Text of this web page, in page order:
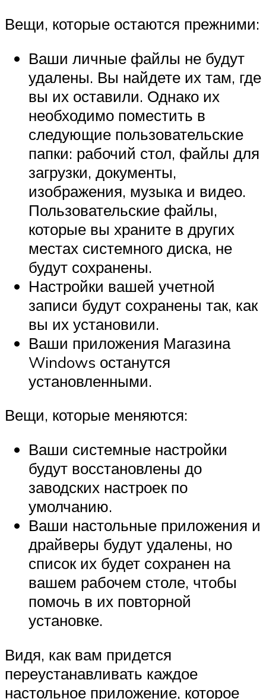
Вещи, которые остаются прежними:
Ваши личные файлы не будут
удалены. Вы найдете их там, где
вы их оставили. Однако их
необходимо поместить в
следующие пользовательские
папки: рабочий стол, файлы для
загрузки, документы,
изображения, музыка и видео.
Пользовательские файлы,
которые вы храните в других
местах системного диска, не
будут сохранены.
Настройки вашей учетной
записи будут сохранены так, как
вы их установили.
Ваши приложения Магазина
Windows останутся
установленными.
Вещи, которые меняются:
Ваши системные настройки
будут восстановлены до
заводских настроек по
умолчанию.
Ваши настольные приложения и
драйверы будут удалены, но
список их будет сохранен на
вашем рабочем столе, чтобы
помочь в их повторной
установке.
Видя, как вам придется
переустанавливать каждое
настольное приложение, которое